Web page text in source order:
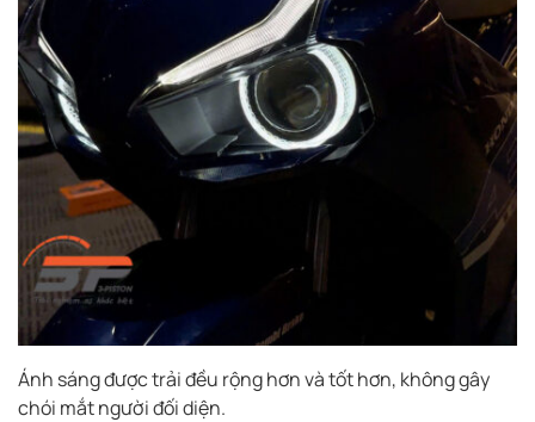
Ánh sáng được trải đều rộng hơn và tốt hơn, không gây
chói mắt người đối diện.